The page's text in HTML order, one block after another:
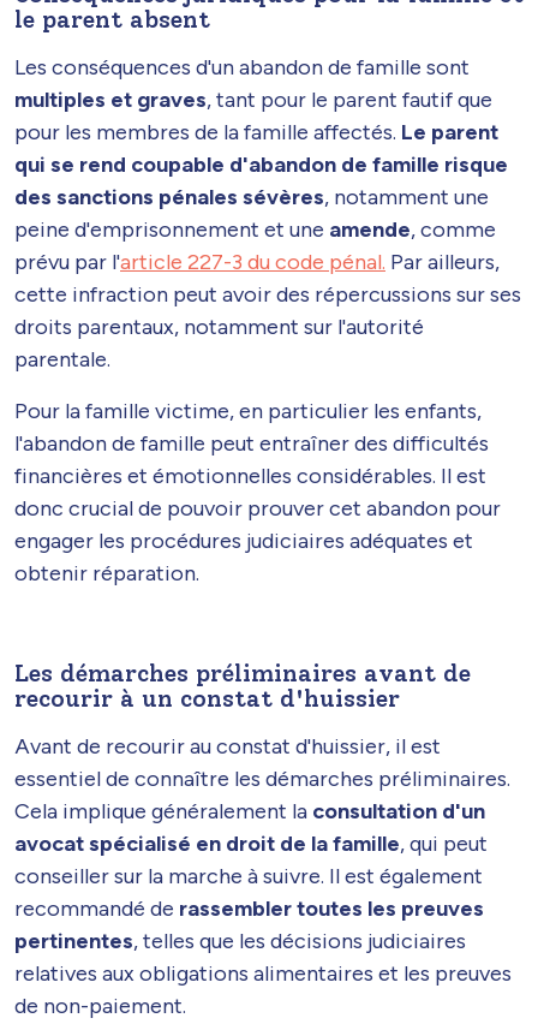
le parent absent
Les conséquences d'un abandon de famille sont
multiples et graves, tant pour le parent fautif que
pour les membres de la famille affectés. Le parent
qui se rend coupable d'abandon de famille risque
des sanctions pénales sévères, notamment une
peine d'emprisonnement et une amende, comme
prévu par l'article 227-3 du code pénal. Par ailleurs,
cette infraction peut avoir des répercussions sur ses
droits parentaux, notamment sur l'autorité
parentale.
Pour la famille victime, en particulier les enfants,
l'abandon de famille peut entraîner des difficultés
financières et émotionnelles considérables. Il est
donc crucial de pouvoir prouver cet abandon pour
engager les procédures judiciaires adéquates et
obtenir réparation.
Les démarches préliminaires avant de
recourir à un constat d'huissier
Avant de recourir au constat d'huissier, il est
essentiel de connaître les démarches préliminaires.
Cela implique généralement la consultation d'un
avocat spécialisé en droit de la famille, qui peut
conseiller sur la marche à suivre. Il est également
recommandé de rassembler toutes les preuves
pertinentes, telles que les décisions judiciaires
relatives aux obligations alimentaires et les preuves
de non-paiement.